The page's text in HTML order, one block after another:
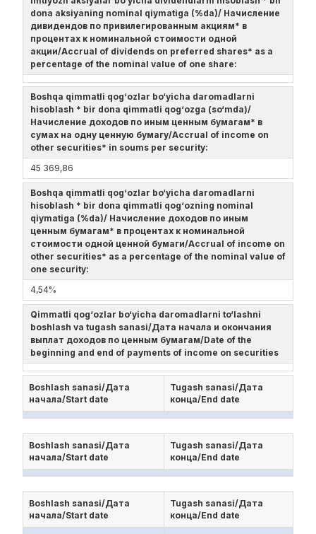
dona aksiyaning nominal qiymatiga (%da)/ Начисление
дивидендов по привилегированным акциям* в
процентах к номинальной стоимости одной
акции/Accrual of dividends on preferred shares* as a
percentage of the nominal value of one share:
Boshqa qimmatli qog‘ozlar bo‘yicha daromadlarni
hisoblash * bir dona qimmatli qog‘ozga (so‘mda)/
Начисление доходов по иным ценным бумагам* в
сумах на одну ценную бумагу/Accrual of income on
other securities* in soums per security:
45 369,86
Boshqa qimmatli qog‘ozlar bo‘yicha daromadlarni
hisoblash * bir dona qimmatli qog‘ozning nominal
qiymatiga (%da)/ Начисление доходов по иным
ценным бумагам* в процентах к номинальной
стоимости одной ценной бумаги/Accrual of income on
other securities* as a percentage of the nominal value of
one security:
4,54%
Qimmatli qog‘ozlar bo‘yicha daromadlarni to‘lashni
boshlash va tugash sanasi/Дата начала и окончания
выплат доходов по ценным бумагам/Date of the
beginning and end of payments of income on securities
Boshlash sanasi/Дата
начала/Start date
Tugash sanasi/Дата
конца/End date
Boshlash sanasi/Дата
начала/Start date
Tugash sanasi/Дата
конца/End date
Boshlash sanasi/Дата
начала/Start date
Tugash sanasi/Дата
конца/End date